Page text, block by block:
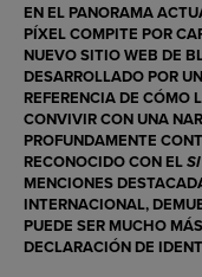
EN EL PANORAMA
PÍXEL COMPITE POR
NUEVO SITIO WEB DE
DESARROLLADO POR
REFERENCIA DE CÓMO
CONVIVIR CON UNA
PROFUNDAMENTE
RECONOCIDO CON EL
MENCIONES
INTERNACIONAL,
PUEDE SER MUCHO
DECLARACIÓN DE